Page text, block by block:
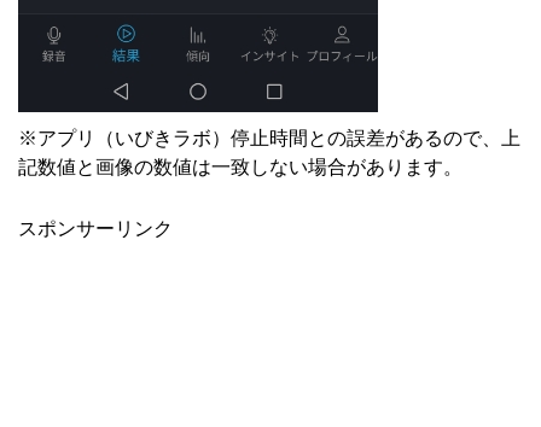
※アプリ（いびきラボ）停止時間との誤差があるので、上
記数値と画像の数値は一致しない場合があります。
スポンサーリンク